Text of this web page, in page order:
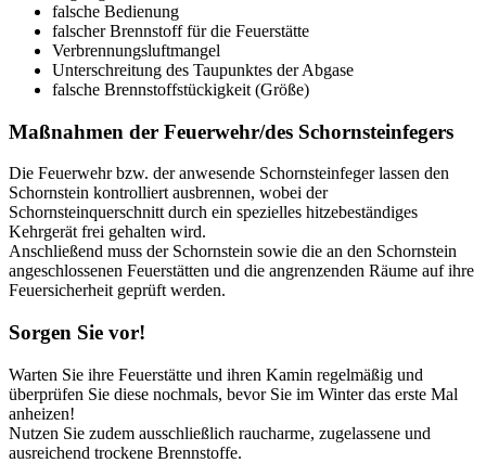
falsche Bedienung
falscher Brennstoff für die Feuerstätte
Verbrennungsluftmangel
Unterschreitung des Taupunktes der Abgase
falsche Brennstoffstückigkeit (Größe)
Maßnahmen der Feuerwehr/des Schornsteinfegers
Die Feuerwehr bzw. der anwesende Schornsteinfeger lassen den
Schornstein kontrolliert ausbrennen, wobei der
Schornsteinquerschnitt durch ein spezielles hitzebeständiges
Kehrgerät frei gehalten wird.
Anschließend muss der Schornstein sowie die an den Schornstein
angeschlossenen Feuerstätten und die angrenzenden Räume auf ihre
Feuersicherheit geprüft werden.
Sorgen Sie vor!
Warten Sie ihre Feuerstätte und ihren Kamin regelmäßig und
überprüfen Sie diese nochmals, bevor Sie im Winter das erste Mal
anheizen!
Nutzen Sie zudem ausschließlich raucharme, zugelassene und
ausreichend trockene Brennstoffe.